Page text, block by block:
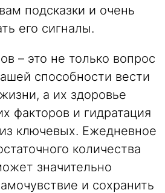
подсказки и очень
его сигналы.
– это не только вопрос
способности вести
а их здоровье
факторов и гидратация
ключевых. Ежедневное
количества
значительно
и сохранить